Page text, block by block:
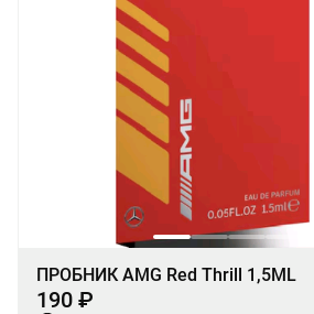
ПРОБНИК AMG Red Thrill 1,5ML
190 ₽